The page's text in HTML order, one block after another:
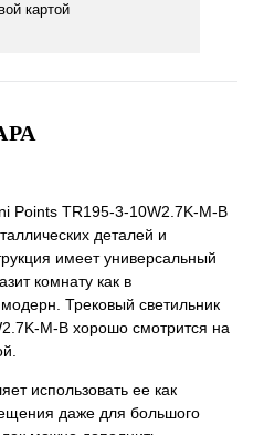
картой
Points TR195-3-10W2.7K-M-B
деталей и
имеет универсальный
комнату как в
Трековый светильник
M-B хорошо смотрится на
использовать ее как
даже для большого